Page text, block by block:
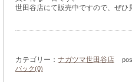
世田谷店にて販売中ですので、ぜひ
カテゴリー： ナガツマ世田谷店
バック(0)